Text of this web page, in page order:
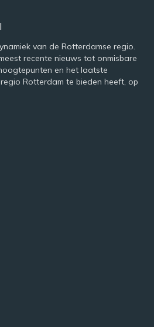
van de Rotterdamse regio.
recente nieuws tot onmisbare
en het laatste
Rotterdam te bieden heeft, op